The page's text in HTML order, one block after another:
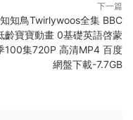
下一篇
知鳥Twirlywoos全集 BBC
齡寶寶動畫 0基礎英語啓蒙
100集720P 高清MP4 百度
網盤下載-7.7GB